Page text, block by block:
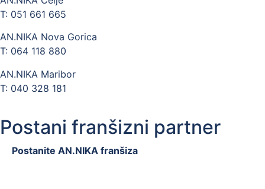
T: 051 661 665
AN.NIKA Nova Gorica
T: 064 118 880
AN.NIKA Maribor
T: 040 328 181
Postani franšizni partner
Postanite AN.NIKA franšiza